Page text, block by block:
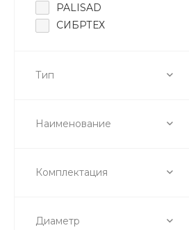
PALISAD
СИБРТЕХ
Тип
Наименование
Комплектация
Диаметр